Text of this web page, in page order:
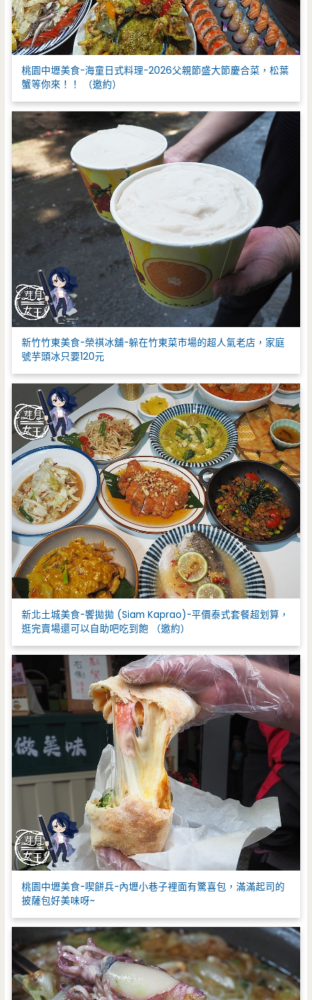
桃園中壢美食-海童日式料理-2026父親節盛大節慶合菜，松葉
蟹等你來！！ （邀約）
新竹竹東美食-榮祺冰舖-躲在竹東菜市場的超人氣老店，家庭
號芋頭冰只要120元
新北土城美食-饗拋拋 (Siam Kaprao)-平價泰式套餐超划算，
逛完賣場還可以自助吧吃到飽 （邀約）
桃園中壢美食-喫餅兵-內壢小巷子裡面有驚喜包，滿滿起司的
披薩包好美味呀~